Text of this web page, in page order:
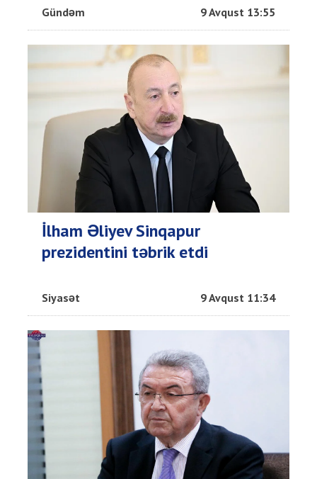
Gündəm 9 Avqust 13:55
İlham Əliyev Sinqapur
prezidentini təbrik etdi
Siyasət 9 Avqust 11:34